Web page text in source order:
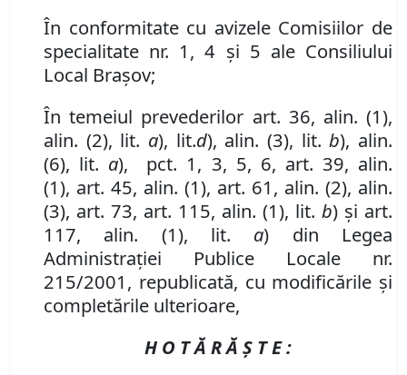
În conformitate cu avizele Comisiilor de
specialitate nr. 1, 4 și 5 ale Consiliului
Local Brașov;
În temeiul prevederilor art. 36, alin. (1),
alin. (2), lit. a), lit.d), alin. (3), lit.b), alin.
(6), lit. a), pct. 1, 3, 5, 6, art. 39, alin.
(1), art. 45, alin. (1), art. 61, alin. (2), alin.
(3), art. 73, art. 115, alin. (1), lit. b) şi art.
117, alin. (1), lit. a) din Legea
Administraţiei Publice Locale nr.
215/2001, republicată, cu modificările și
completările ulterioare,
H O T Ă R Ă Ş T E :